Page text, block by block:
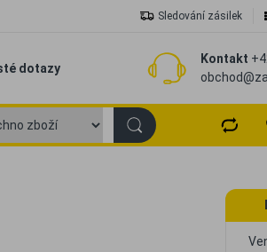
Sledování zásilek
dotazy
Kontakt